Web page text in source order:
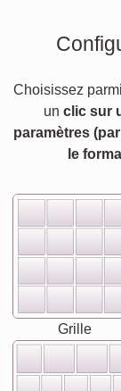
Choisissez
un clic sur
paramètres
le
Grille